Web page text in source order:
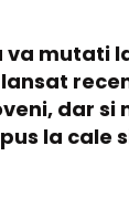
va mutati
dar si
la cale